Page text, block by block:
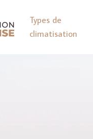
Types de
climatisation